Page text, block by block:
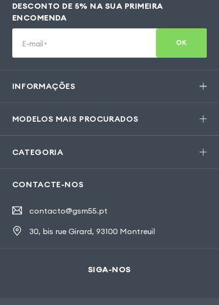
DESCONTO DE 5% NA SUA PRIMEIRA
ENCOMENDA
E-mail * OK
INFORMAÇÕES
MODELOS MAIS PROCURADOS
CATEGORIA
CONTACTE-NOS
contacto@gsm55.pt
30, bis rue Girard, 93100 Montreuil
SIGA-NOS